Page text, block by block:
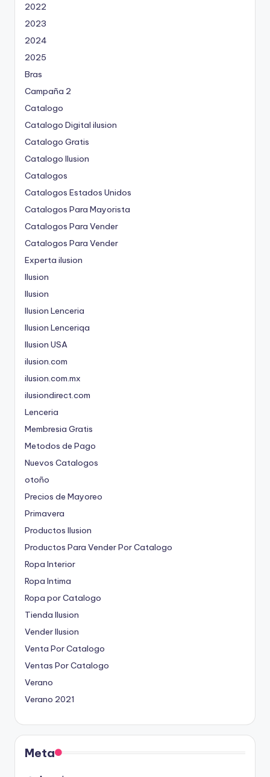
2022
2023
2024
2025
Bras
Campaña 2
Catalogo
Catalogo Digital ilusion
Catalogo Gratis
Catalogo Ilusion
Catalogos
Catalogos Estados Unidos
Catalogos Para Mayorista
Catalogos Para Vender
Catalogos Para Vender
Experta ilusion
Ilusion
Ilusion
Ilusion Lenceria
Ilusion Lenceriqa
Ilusion USA
ilusion.com
ilusion.com.mx
ilusiondirect.com
Lenceria
Membresia Gratis
Metodos de Pago
Nuevos Catalogos
otoño
Precios de Mayoreo
Primavera
Productos Ilusion
Productos Para Vender Por Catalogo
Ropa Interior
Ropa Intima
Ropa por Catalogo
Tienda Ilusion
Vender Ilusion
Venta Por Catalogo
Ventas Por Catalogo
Verano
Verano 2021
Meta